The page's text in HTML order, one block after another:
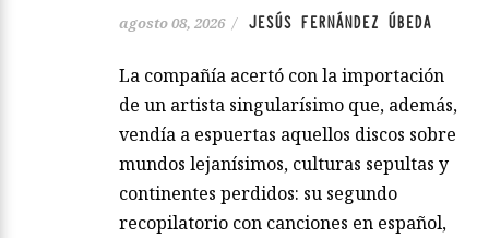
agosto 08, 2026 / JESÚS FERNÁNDEZ ÚBEDA
La compañía acertó con la importación
de un artista singularísimo que, además,
vendía a espuertas aquellos discos sobre
mundos lejanísimos, culturas sepultas y
continentes perdidos: su segundo
recopilatorio con canciones en español,